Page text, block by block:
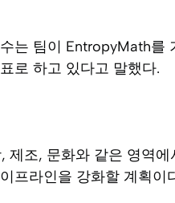
는 팀이 EntropyMath를
로 하고 있다고 말했다.
, 제조, 문화와 같은 영역
프라인을 강화할 계획이